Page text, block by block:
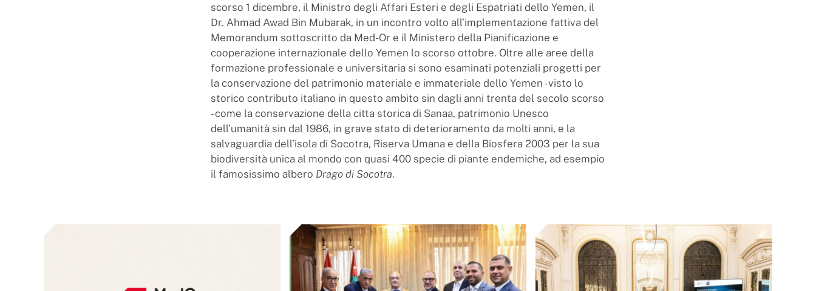
scorso 1 dicembre, il Ministro degli Affari Esteri e degli Espatriati dello Yemen, il
Dr. Ahmad Awad Bin Mubarak, in un incontro volto all’implementazione fattiva del
Memorandum sottoscritto da Med-Or e il Ministero della Pianificazione e
cooperazione internazionale dello Yemen lo scorso ottobre. Oltre alle aree della
formazione professionale e universitaria si sono esaminati potenziali progetti per
la conservazione del patrimonio materiale e immateriale dello Yemen - visto lo
storico contributo italiano in questo ambito sin dagli anni trenta del secolo scorso
- come la conservazione della citta storica di Sanaa, patrimonio Unesco
dell’umanità sin dal 1986, in grave stato di deterioramento da molti anni, e la
salvaguardia dell’isola di Socotra, Riserva Umana e della Biosfera 2003 per la sua
biodiversità unica al mondo con quasi 400 specie di piante endemiche, ad esempio
il famosissimo albero Drago di Socotra.